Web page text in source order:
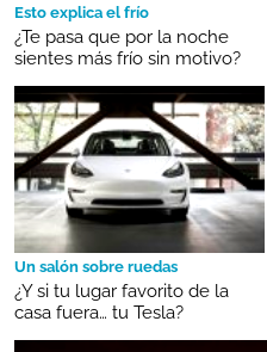
Esto explica el frío
¿Te pasa que por la noche
sientes más frío sin motivo?
Un salón sobre ruedas
¿Y si tu lugar favorito de la
casa fuera… tu Tesla?